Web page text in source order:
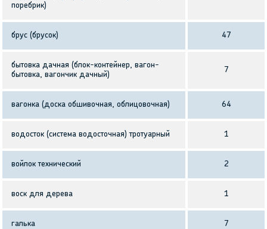
поребрик)
брус (брусок) 47
бытовка дачная (блок-контейнер, вагон-
бытовка, вагончик дачный)
7
вагонка (доска обшивочная, облицовочная) 64
водосток (система водосточная) тротуарный 1
войлок технический 2
воск для дерева 1
галька 7